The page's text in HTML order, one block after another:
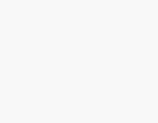
по классическому
в нашей компании.